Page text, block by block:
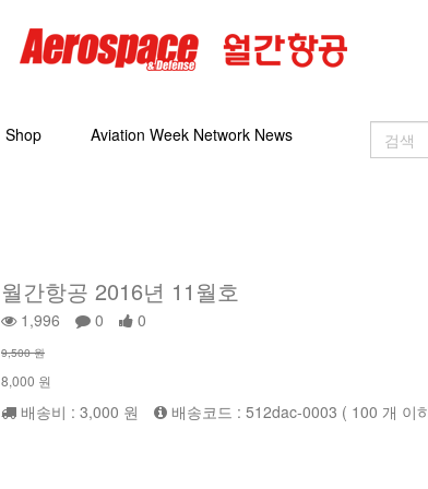
Shop Aviation Week Network News
월간항공 2016년 11월호
1,996 0 0
9,500 원
8,000 원
배송비 : 3,000 원 배송코드 : 512dac-0003 ( 100 개 이